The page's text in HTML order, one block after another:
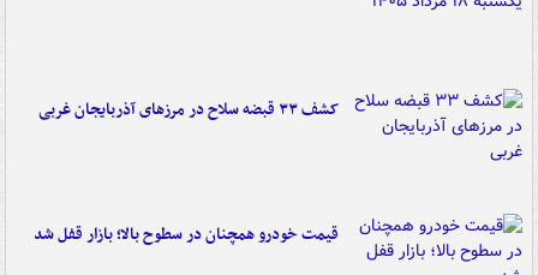
کشف ۳۳ قبضه سلاح در مرزهای آذربایجان غربی
قیمت خودرو همچنان در سطوح بالا؛ بازار قفل شد